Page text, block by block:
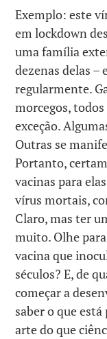
Exemplo: este
em lockdown
uma família
dezenas delas –
regularmente.
morcegos,
exceção.
Outras se
Portanto,
vacinas para
vírus mortais,
Claro, mas ter
muito. Olhe
vacina que
séculos? E, de
começar a
saber o que
arte do que